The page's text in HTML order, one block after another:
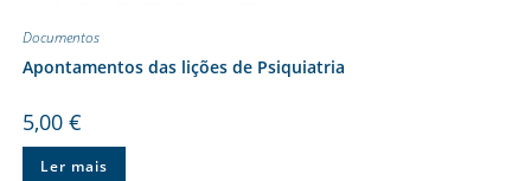
Documentos
Apontamentos das lições de Psiquiatria
5,00 €
Ler mais